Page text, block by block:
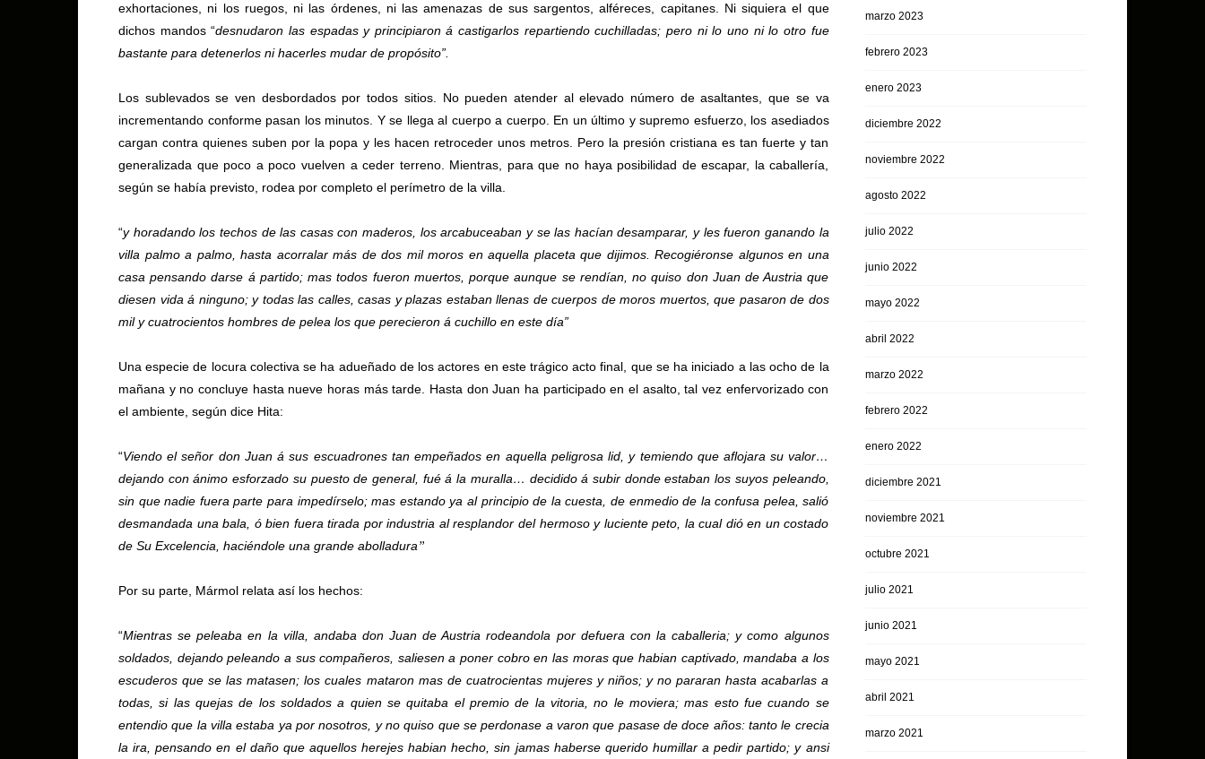
exhortaciones, ni los ruegos, ni las órdenes, ni las amenazas de sus sargentos, alféreces, capitanes. Ni siquiera el que
dichos mandos “desnudaron las espadas y principiaron á castigarlos repartiendo cuchilladas; pero ni lo uno ni lo otro fue
bastante para detenerlos ni hacerles mudar de propósito”.
Los sublevados se ven desbordados por todos sitios. No pueden atender al elevado número de asaltantes, que se va
incrementando conforme pasan los minutos. Y se llega al cuerpo a cuerpo. En un último y supremo esfuerzo, los asediados
cargan contra quienes suben por la popa y les hacen retroceder unos metros. Pero la presión cristiana es tan fuerte y tan
generalizada que poco a poco vuelven a ceder terreno. Mientras, para que no haya posibilidad de escapar, la caballería,
según se había previsto, rodea por completo el perímetro de la villa.
“y horadando los techos de las casas con maderos, los arcabuceaban y se las hacían desamparar, y les fueron ganando la
villa palmo a palmo, hasta acorralar más de dos mil moros en aquella placeta que dijimos. Recogiéronse algunos en una
casa pensando darse á partido; mas todos fueron muertos, porque aunque se rendían, no quiso don Juan de Austria que
diesen vida á ninguno; y todas las calles, casas y plazas estaban llenas de cuerpos de moros muertos, que pasaron de dos
mil y cuatrocientos hombres de pelea los que perecieron á cuchillo en este día”
Una especie de locura colectiva se ha adueñado de los actores en este trágico acto final, que se ha iniciado a las ocho de la
mañana y no concluye hasta nueve horas más tarde. Hasta don Juan ha participado en el asalto, tal vez enfervorizado con
el ambiente, según dice Hita:
“Viendo el señor don Juan á sus escuadrones tan empeñados en aquella peligrosa lid, y temiendo que aflojara su valor…
dejando con ánimo esforzado su puesto de general, fué á la muralla… decidido á subir donde estaban los suyos peleando,
sin que nadie fuera parte para impedírselo; mas estando ya al principio de la cuesta, de enmedio de la confusa pelea, salió
desmandada una bala, ó bien fuera tirada por industria al resplandor del hermoso y luciente peto, la cual dió en un costado
de Su Excelencia, haciéndole una grande abolladura ”
Por su parte, Mármol relata así los hechos:
“Mientras se peleaba en la villa, andaba don Juan de Austria rodeandola por defuera con la caballeria; y como algunos
soldados, dejando peleando a sus compañeros, saliesen a poner cobro en las moras que habian captivado, mandaba a los
escuderos que se las matasen; los cuales mataron mas de cuatrocientas mujeres y niños; y no pararan hasta acabarlas a
todas, si las quejas de los soldados a quien se quitaba el premio de la vitoria, no le moviera; mas esto fue cuando se
entendio que la villa estaba ya por nosotros, y no quiso que se perdonase a varon que pasase de doce años: tanto le crecia
la ira, pensando en el daño que aquellos herejes habian hecho, sin jamas haberse querido humillar a pedir partido; y ansi
marzo 2023
febrero 2023
enero 2023
diciembre 2022
noviembre 2022
agosto 2022
julio 2022
junio 2022
mayo 2022
abril 2022
marzo 2022
febrero 2022
enero 2022
diciembre 2021
noviembre 2021
octubre 2021
julio 2021
junio 2021
mayo 2021
abril 2021
marzo 2021